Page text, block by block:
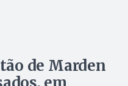
de Marden